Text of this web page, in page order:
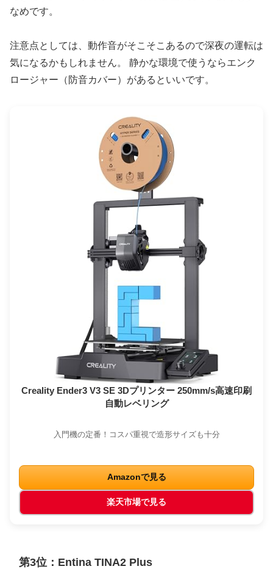
なめです。
注意点としては、動作音がそこそこあるので深夜の運転は
気になるかもしれません。 静かな環境で使うならエンク
ロージャー（防音カバー）があるといいです。
Creality Ender3 V3 SE 3Dプリンター 250mm/s高速印刷
自動レベリング
入門機の定番！コスパ重視で造形サイズも十分
Amazonで見る
楽天市場で見る
第3位：Entina TINA2 Plus